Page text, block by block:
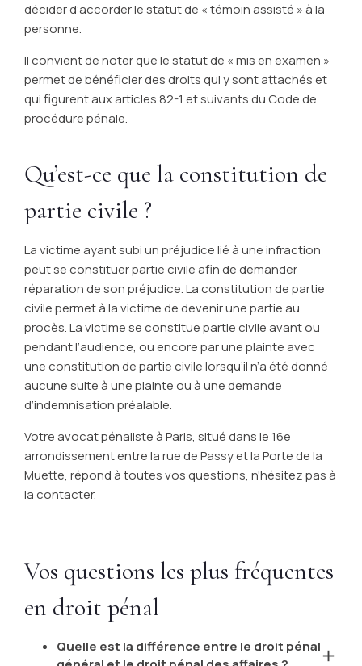
décider d’accorder le statut de « témoin assisté » à la
personne.
Il convient de noter que le statut de « mis en examen »
permet de bénéficier des droits qui y sont attachés et
qui figurent aux articles 82-1 et suivants du Code de
procédure pénale.
Qu’est-ce que la constitution de
partie civile ?
La victime ayant subi un préjudice lié à une infraction
peut se constituer partie civile afin de demander
réparation de son préjudice. La constitution de partie
civile permet à la victime de devenir une partie au
procès. La victime se constitue partie civile avant ou
pendant l’audience, ou encore par une plainte avec
une constitution de partie civile lorsqu’il n’a été donné
aucune suite à une plainte ou à une demande
d’indemnisation préalable.
Votre avocat pénaliste à Paris, situé dans le 16e
arrondissement entre la rue de Passy et la Porte de la
Muette, répond à toutes vos questions, n'hésitez pas à
la contacter.
Vos questions les plus fréquentes
en droit pénal
Quelle est la différence entre le droit pénal